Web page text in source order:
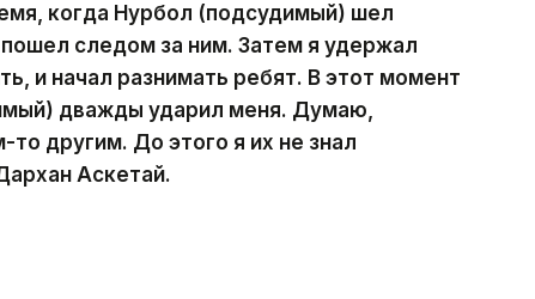
когда Нурбол (подсудимый) шел
пошел следом за ним. Затем я удержал
и начал разнимать ребят. В этот момент
дважды ударил меня. Думаю,
то другим. До этого я их не знал
Аскетай.